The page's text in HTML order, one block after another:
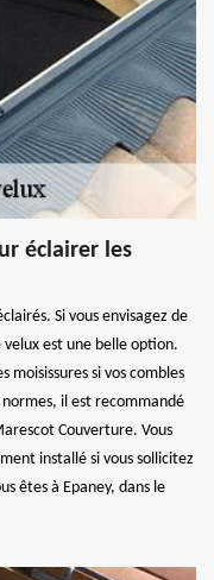
éclairer les
Si vous envisagez de
velux est une belle option.
moisissures si vos combles
normes, il est recommandé
Couverture. Vous
installé si vous sollicitez
êtes à Epaney, dans le